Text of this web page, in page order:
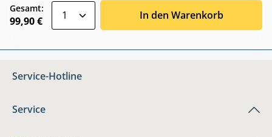
Gesamt:
99,90 € In den Warenkorb
Service-Hotline
Service